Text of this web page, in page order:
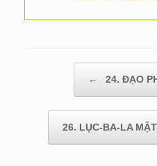
← 24. ĐẠO
26. LỤC-BA-LA